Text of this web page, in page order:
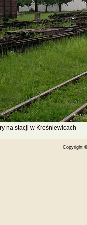
na stacji w Krośniewicach
Copyright